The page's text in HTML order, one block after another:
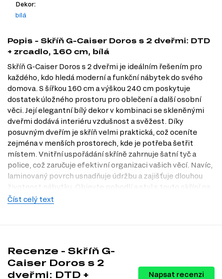
Dekor:
bílá
Popis - Skříň G-Caiser Doros s 2 dveřmi: DTD
+ zrcadlo, 160 cm, bílá
Skříň G-Caiser Doros s 2 dveřmi je ideálním řešením pro
každého, kdo hledá moderní a funkční nábytek do svého
domova. S šířkou 160 cm a výškou 240 cm poskytuje
dostatek úložného prostoru pro oblečení a další osobní
věci. Její elegantní bílý dekor v kombinaci se skleněnými
dveřmi dodává interiéru vzdušnost a svěžest. Díky
posuvným dveřím je skříň velmi praktická, což oceníte
zejména v menších prostorech, kde je potřeba šetřit
místem. Vnitřní uspořádání skříně zahrnuje šatní tyč a
police, což zaručuje efektivní organizaci vašich věcí. Navíc,
laminovaný povrch usnadňuje údržbu a zajišťuje dlouhou
životnost nábytku. Objevte pohodlí a styl s touto skříní na
Dubok.cz a neváhejte navštívit naši prodejnu v Praze pro
dekorech, které vám umožní vybrat si variantu, která
nejlépe ladí s vaším interiérem:
Číst celý text
Recenze - Skříň G-
Caiser Doros s 2
dveřmi: DTD +
Napsat recenzi